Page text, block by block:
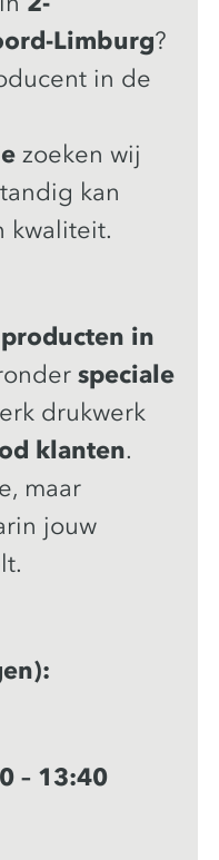
Limburg?
in de
zoeken wij
kan
kwaliteit.
in
speciale
drukwerk
klanten.
maar
jouw
– 13:40